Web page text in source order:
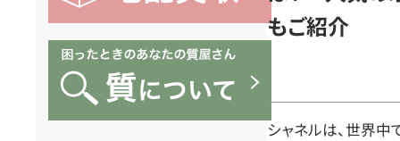
もご紹介
シャネルは、世界